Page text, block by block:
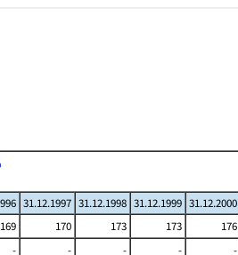
31.12.1997 31.12.1998 31.12.1999 31.12.2000
169 170 173 173 176
- - - - -